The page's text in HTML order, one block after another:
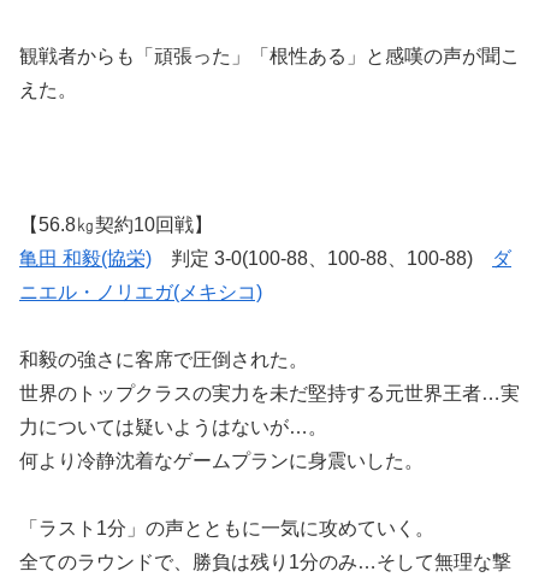
観戦者からも「頑張った」「根性ある」と感嘆の声が聞こ
えた。
【56.8㎏契約10回戦】
亀田 和毅(協栄) 判定 3-0(100-88、100-88、100-88)
ダ
ニエル・ノリエガ(メキシコ)
和毅の強さに客席で圧倒された。
世界のトップクラスの実力を未だ堅持する元世界王者…実
力については疑いようはないが…。
何より冷静沈着なゲームプランに身震いした。
「ラスト1分」の声とともに一気に攻めていく。
全てのラウンドで、勝負は残り1分のみ…そして無理な撃